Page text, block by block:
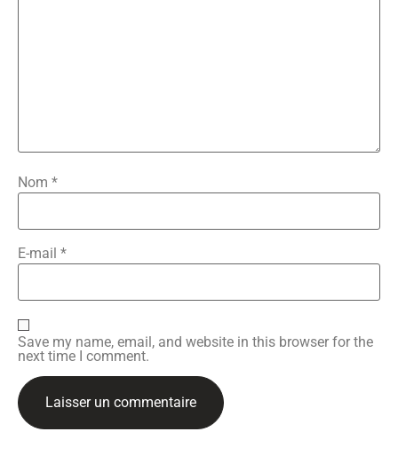
Nom *
E-mail *
Save my name, email, and website in this browser for the
next time I comment.